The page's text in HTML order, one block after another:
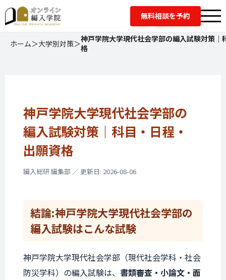
無料相談を予約
ホーム＞大学別対策＞神戸学院大学現代社会学部の編入試験対策｜
格
神戸学院大学現代社会学部の
編入試験対策｜ 科目・ 日程・
出願資格
編入総研 編集部 ／ 更新日: 2026-08-06
結論:神戸学院大学現代社会学部の
編入試験はこんな試験
神戸学院大学現代社会学部（現代社会学科・社会
防災学科）の編入試験は、 書類審査・小論文・面